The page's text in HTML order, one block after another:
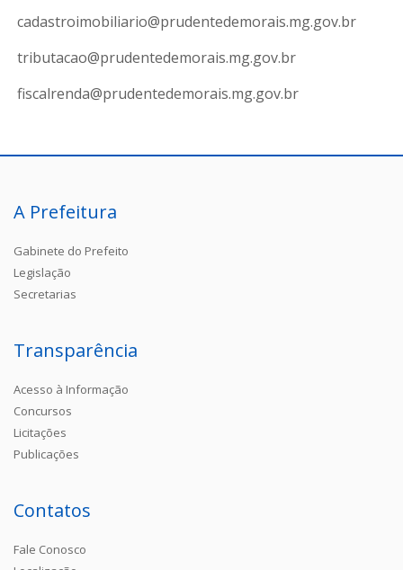
cadastroimobiliario@prudentedemorais.mg.gov.br
tributacao@prudentedemorais.mg.gov.br
fiscalrenda@prudentedemorais.mg.gov.br
A Prefeitura
Gabinete do Prefeito
Legislação
Secretarias
Transparência
Acesso à Informação
Concursos
Licitações
Publicações
Contatos
Fale Conosco